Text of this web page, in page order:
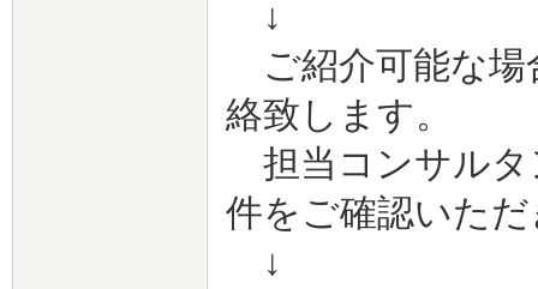
↓
ご紹介可能な場
絡致します。
担当コンサルタ
件をご確認いた
↓